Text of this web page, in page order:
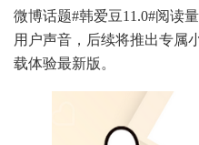
微博话题#韩爱豆11.0#阅读
用户声音，后续将推出专属
载体验最新版。